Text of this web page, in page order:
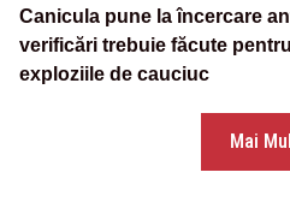
Canicula pune la încercare
verificări trebuie făcute
exploziile de cauciuc
Mai